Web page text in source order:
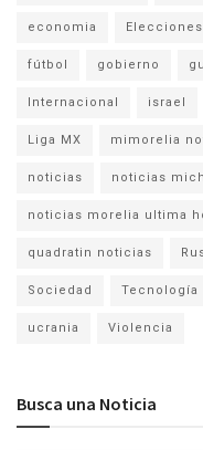
economia Elecciones
fútbol gobierno
Internacional israel
Liga MX mimorelia
noticias noticias
noticias morelia ultima
quadratin noticias
Sociedad Tecnología
ucrania Violencia
Busca una Noticia